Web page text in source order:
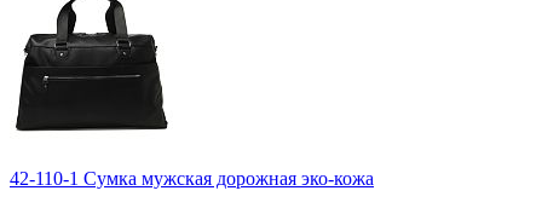
42-110-1 Сумка мужская дорожная эко-кожа